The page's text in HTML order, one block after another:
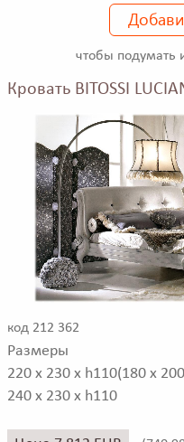
чтобы подумать
Кровать BITOSSI
код 212 362
Размеры
220 x 230 x h110(180 x
240 x 230 x h110